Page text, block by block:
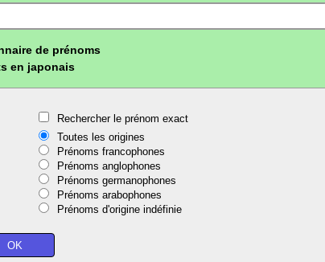
de prénoms
en japonais
Rechercher le prénom exact
Toutes les origines
Prénoms francophones
Prénoms anglophones
Prénoms germanophones
Prénoms arabophones
Prénoms d'origine indéfinie